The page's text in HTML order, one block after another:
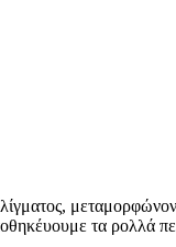
τα ρολλά